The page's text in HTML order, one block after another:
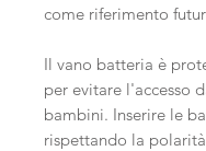
come riferimento
Il vano batteria è
per evitare l'accesso
bambini. Inserire le
rispettando la